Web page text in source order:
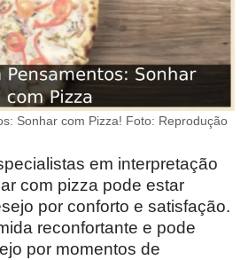
Sonhar com Pizza! Foto: Reprodução
em interpretação
com pizza pode estar
por conforto e satisfação.
reconfortante e pode
por momentos de